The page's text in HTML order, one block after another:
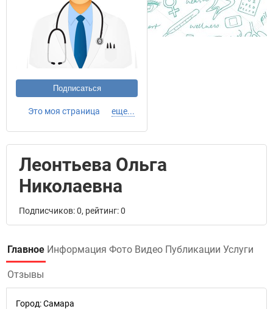
Подписаться
Это моя страница еще...
Леонтьева Ольга
Николаевна
Подписчиков: 0, рейтинг: 0
Главное Информация Фото Видео Публикации Услуги
Отзывы
Город:Самара